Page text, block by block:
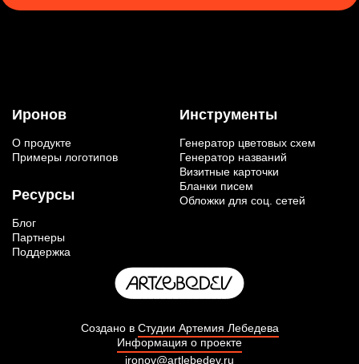
Иронов
О продукте
Примеры логотипов
Ресурсы
Блог
Партнеры
Поддержка
Инструменты
Генератор цветовых схем
Генератор названий
Визитные карточки
Бланки писем
Обложки для соц. сетей
Создано в Студии Артемия Лебедева
Информация о проекте
ironov@artlebedev.ru